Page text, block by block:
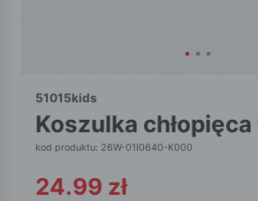
51015kids
koszulka
kod produktu: 26W-01I0640-K000
24.99 zł